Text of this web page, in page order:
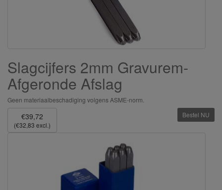
Slagcijfers 2mm Gravurem-
Afgeronde Afslag
Geen materiaalbeschadiging volgens ASME-norm.
€39,72
(€32,83 excl.)
Bestel NU